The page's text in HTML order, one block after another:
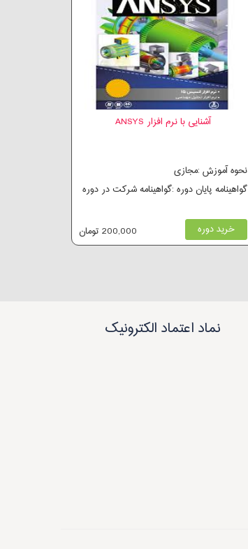
آشنایی با نرم افزار ANSYS
نحوه آموزش :مجازی
گواهینامه پایان دوره :گواهینامه شرکت در دوره
خرید دوره 200,000 تومان
نماد اعتماد الکترونیک